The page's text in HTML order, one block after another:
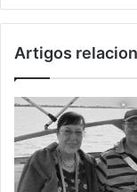
Artigos